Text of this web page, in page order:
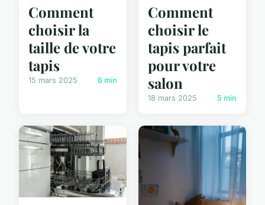
Comment
choisir la
taille de votre
tapis
15 mars 2025 6 min
Comment
choisir le
tapis parfait
pour votre
salon
18 mars 2025 5 min